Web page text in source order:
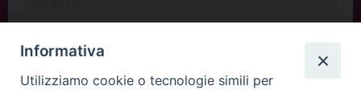
Informativa
Utilizziamo cookie o tecnologie simili per